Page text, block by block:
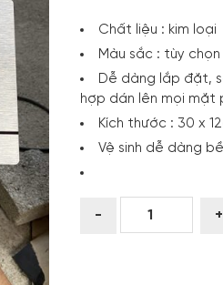
Chất liệu : kim loại
Màu sắc : tùy chọn
Dễ dàng lắp đặt,
hợp dán lên mọi mặt
Kích thước : 30 x
Vệ sinh dễ dàng
- +